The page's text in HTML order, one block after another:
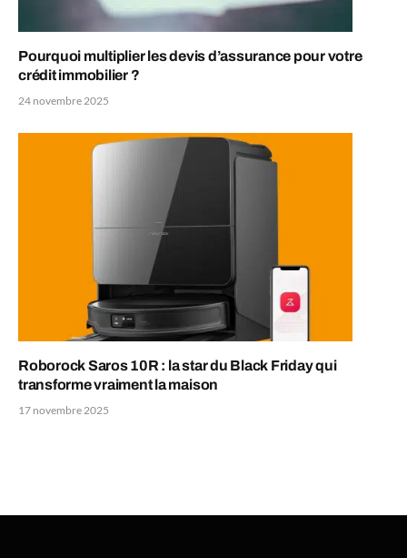
Pourquoi multiplier les devis d’assurance pour votre
crédit immobilier ?
24 novembre 2025
Roborock Saros 10R : la star du Black Friday qui
transforme vraiment la maison
17 novembre 2025